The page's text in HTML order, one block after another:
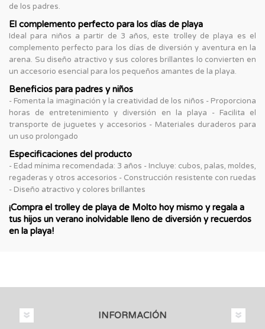
de los padres.
El complemento perfecto para los días de playa
Ideal para niños a partir de 3 años, este trolley de playa es el
complemento perfecto para los días de diversión y aventura en la
arena. Su diseño atractivo y sus colores brillantes lo convierten en
un accesorio esencial para los pequeños amantes de la playa.
Beneficios para padres y niños
- Fomenta la imaginación y la creatividad de los niños - Proporciona
horas de entretenimiento y diversión en la playa - Facilita el
transporte de juguetes y accesorios - Materiales duraderos para
un uso prolongado
Especificaciones del producto
- Edad mínima recomendada: 3 años - Incluye: cubos, palas, moldes,
regaderas y otros accesorios - Construcción resistente con ruedas
- Diseño atractivo y colores brillantes
¡Compra el trolley de playa de Molto hoy mismo y regala a
tus hijos un verano inolvidable lleno de diversión y recuerdos
en la playa!
INFORMACIÓN